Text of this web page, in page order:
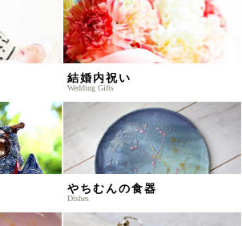
結婚内祝い
Wedding Gifts
やちむんの食器
Dishes